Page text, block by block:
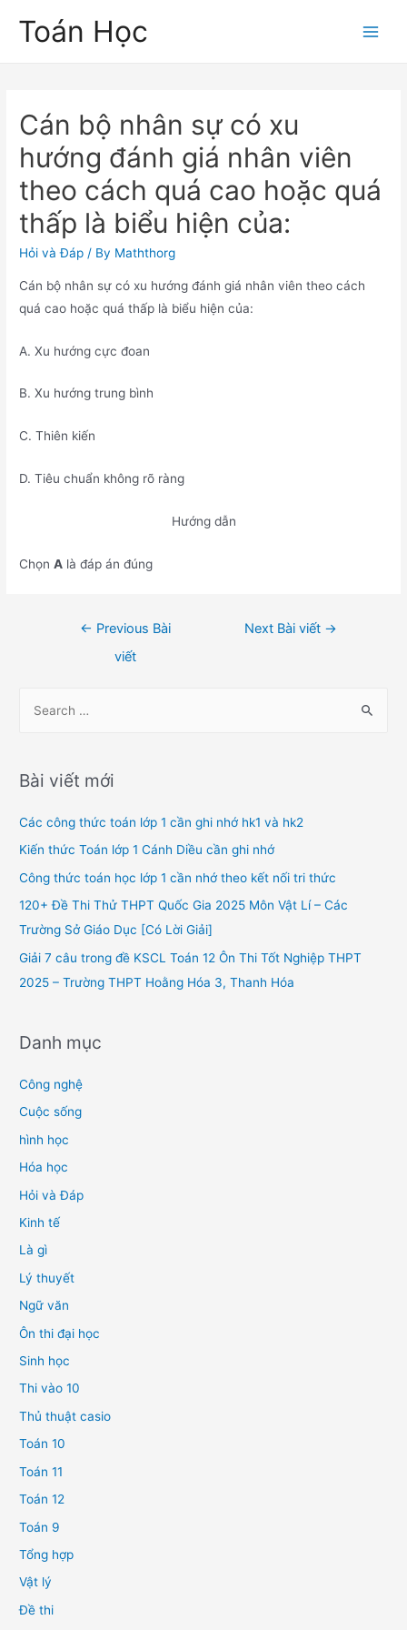
Toán Học
Cán bộ nhân sự có xu
hướng đánh giá nhân viên
theo cách quá cao hoặc quá
thấp là biểu hiện của:
Hỏi và Đáp / By Maththorg
Cán bộ nhân sự có xu hướng đánh giá nhân viên theo cách
quá cao hoặc quá thấp là biểu hiện của:
A. Xu hướng cực đoan
B. Xu hướng trung bình
C. Thiên kiến
D. Tiêu chuẩn không rõ ràng
Hướng dẫn
ChọnA là đáp án đúng
← Previous Bài
viết
Next Bài viết →
r
h
f
o
Bài viết mới
Các công thức toán lớp 1 cần ghi nhớ hk1 và hk2
Kiến thức Toán lớp 1 Cánh Diều cần ghi nhớ
Công thức toán học lớp 1 cần nhớ theo kết nối tri thức
120+ Đề Thi Thử THPT Quốc Gia 2025 Môn Vật Lí – Các
Trường Sở Giáo Dục [Có Lời Giải]
Giải 7 câu trong đề KSCL Toán 12 Ôn Thi Tốt Nghiệp THPT
2025 – Trường THPT Hoằng Hóa 3, Thanh Hóa
Danh mục
Công nghệ
Cuộc sống
hình học
Hóa học
Hỏi và Đáp
Kinh tế
Là gì
Lý thuyết
Ngữ văn
Ôn thi đại học
Sinh học
Thi vào 10
Thủ thuật casio
Toán 10
Toán 11
Toán 12
Toán 9
Tổng hợp
Vật lý
Đề thi